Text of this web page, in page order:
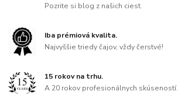
Pozrite si blog z našich ciest.
Iba prémiová kvalita.
Najvyššie triedy čajov, vždy čerstvé!
15 rokov na trhu.
A 20 rokov profesionálnych skúseností.